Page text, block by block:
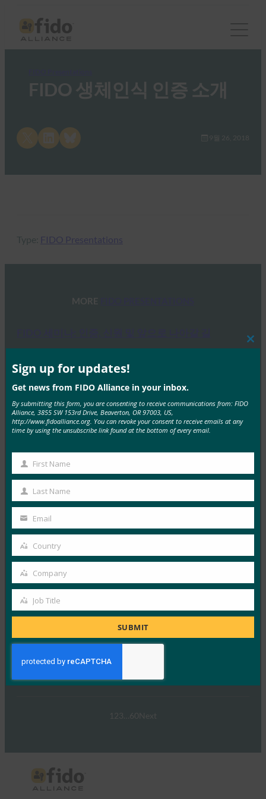
FIDO 생체인식 인증 소개
Share on LinkedInShare on Bluesky 9월 26, 2018
Type: FIDO Presentations
MORE
FIDO Presentations
6월 13, 2025
개요 FIDO 얼라이언스와 호스트 스폰서인 탈레스는 최
근 인증, 신원 및 앞으로 나아갈 길에 대한 하루…
Read More →
FIDO 얼라이언스 멜버른 세미나 2025
FIDO Presentations
2월 21, 2025
패스키 탐색: 호주의 FIDO 인증에 대한 심층 분석 개요
FIDO 얼라이언스는 최근 호주와 그 외…
Read More →
웨비나: NIST SP 800-63 디지털 ID 표준: 업데이트 및
패스키에 대한 의미
FIDO Presentations
9월 30, 2024
NIST SP 800-63-4 디지털 ID 지침 초안의 네 번째 개정판
이 이제 공개 의견 수렴을 위해…
1 2 3 60Next
Sign up for updates!
Get news from FIDO Alliance in your inbox.
By submitting this form, you are consenting to receive communications from: FIDO
Alliance, 3855 SW 153rd Drive, Beaverton, OR 97003, US,
http://www.fidoalliance.org. You can revoke your consent to receive emails at any
time by using the unsubscribe link found at the bottom of every email.
First
Name
First Name
Last
Name
Last Name
Your
email
Email
Country
Country
Company
Company
Job
Job Title
SUBMIT